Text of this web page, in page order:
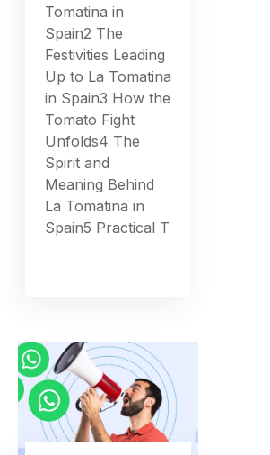
Tomatina in
Spain2 The
Festivities Leading
Up to La Tomatina
in Spain3 How the
Tomato Fight
Unfolds4 The
Spirit and
Meaning Behind
La Tomatina in
Spain5 Practical T